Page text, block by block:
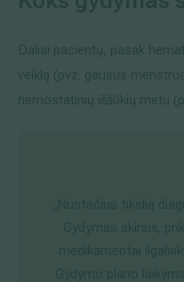
Daliai pacientų, pasak
veiklą (pvz. gausus
hemostatinių iššūkių metu